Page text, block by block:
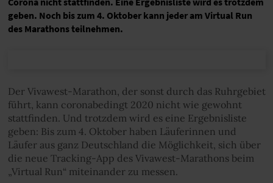
geben. Noch bis zum 4. Oktober kann jeder am Virtual Run
des Marathons teilnehmen.
Der Vivawest-Marathon, der sonst durch das Ruhrgebiet
führt, kann coronabedingt 2020 nicht wie gewohnt
stattfinden. Und trotzdem wird es eine Ergebnisliste
geben: Bis zum 4. Oktober haben Läuferinnen und
Läufer aus ganz Deutschland die Möglichkeit, sich über
die neue Tracking-App des Vivawest-Marathons beim
„Virtual Run“ miteinander zu messen.